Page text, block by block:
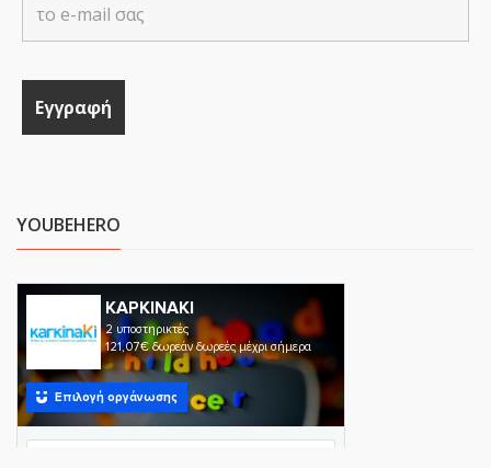
YOUBEHERO